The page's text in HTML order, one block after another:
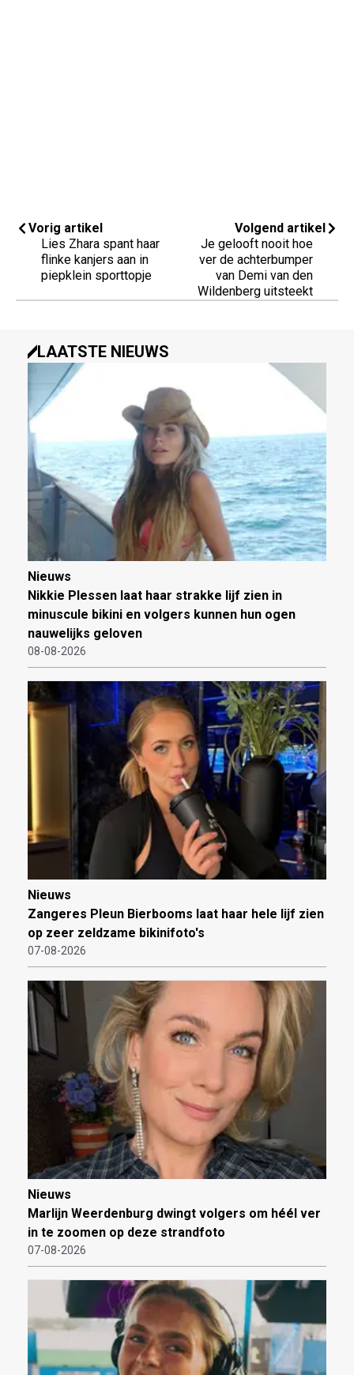
Vorig artikel
Lies Zhara spant haar
flinke kanjers aan in
piepklein sporttopje
Volgend artikel
Je gelooft nooit hoe
ver de achterbumper
van Demi van den
Wildenberg uitsteekt
LAATSTE NIEUWS
Nieuws
Nikkie Plessen laat haar strakke lijf zien in
minuscule bikini en volgers kunnen hun ogen
nauwelijks geloven
08-08-2026
Nieuws
Zangeres Pleun Bierbooms laat haar hele lijf zien
op zeer zeldzame bikinifoto's
07-08-2026
Nieuws
Marlijn Weerdenburg dwingt volgers om héél ver
in te zoomen op deze strandfoto
07-08-2026